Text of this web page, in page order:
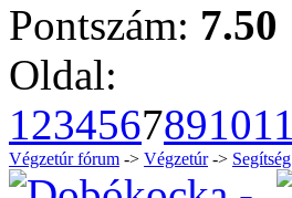
Pontszám: 7.50
Oldal:
1234567891011
Végzetúr fórum -> Végzetúr-> Segítség